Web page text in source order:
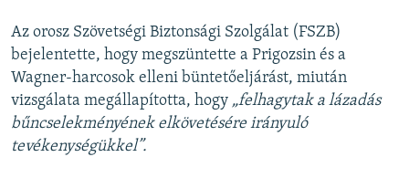
Az orosz Szövetségi Biztonsági Szolgálat (FSZB)
bejelentette, hogy megszüntette a Prigozsin és a
Wagner-harcosok elleni büntetőeljárást, miután
vizsgálata megállapította, hogy „felhagytak a lázadás
bűncselekményének elkövetésére irányuló
tevékenységükkel”.